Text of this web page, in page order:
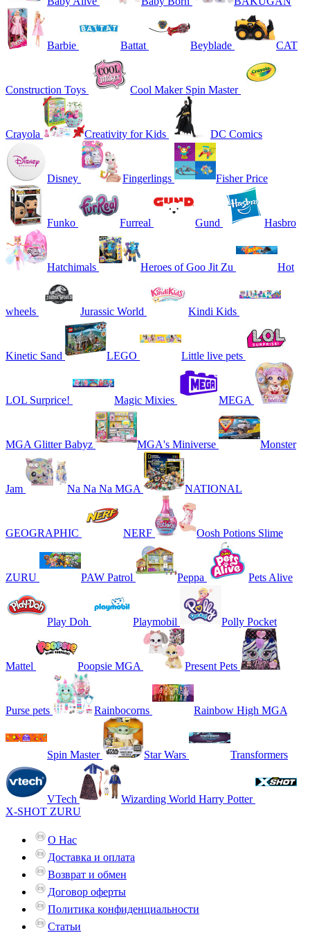
Barbie Battat Beyblade CAT
Construction Toys Cool Maker Spin Master
Crayola Creativity for Kids DC Comics
Disney Fingerlings Fisher Price
Funko Furreal Gund Hasbro
Hatchimals Heroes of Goo Jit Zu Hot
wheels Jurassic World Kindi Kids
Kinetic Sand LEGO Little live pets
LOL Surprice! Magic Mixies MEGA
MGA Glitter Babyz MGA's Miniverse Monster
Jam Na Na Na MGA NATIONAL
GEOGRAPHIC NERF Oosh Potions Slime
ZURU PAW Patrol Peppa Pets Alive
Play Doh Playmobil Polly Pocket
Mattel Poopsie MGA Present Pets
Purse pets Rainbocorns Rainbow High MGA
Spin Master Star Wars Transformers
VTech
Wizarding World Harry Potter
X-SHOT ZURU
О Нас
Доставка и оплата
Возврат и обмен
Договор оферты
Политика конфиденциальности
Статьи